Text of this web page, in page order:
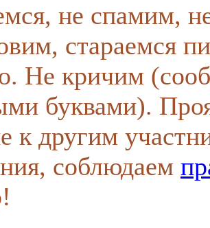
не спамим,
стараемся
Не кричим
буквами).
к другим
соблюдаем